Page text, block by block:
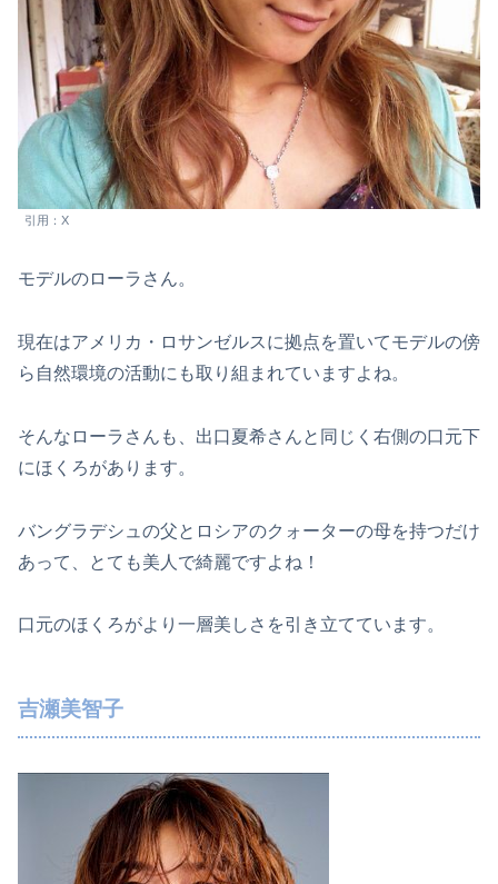
引用：X
モデルのローラさん。
現在はアメリカ・ロサンゼルスに拠点を置いてモデルの傍
ら自然環境の活動にも取り組まれていますよね。
そんなローラさんも、出口夏希さんと同じく右側の口元下
にほくろがあります。
バングラデシュの父とロシアのクォーターの母を持つだけ
あって、とても美人で綺麗ですよね！
口元のほくろがより一層美しさを引き立てています。
吉瀬美智子